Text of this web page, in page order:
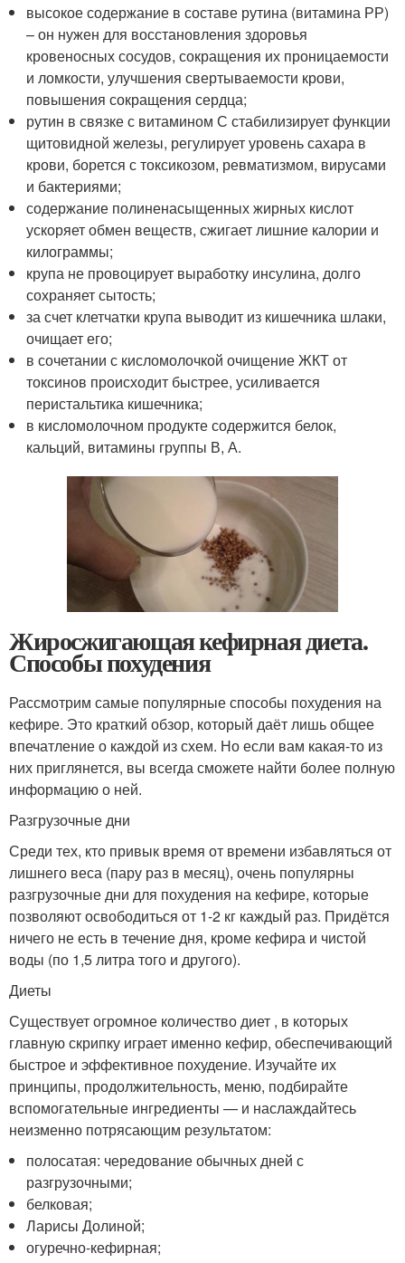
высокое содержание в составе рутина (витамина РР)
– он нужен для восстановления здоровья
кровеносных сосудов, сокращения их проницаемости
и ломкости, улучшения свертываемости крови,
повышения сокращения сердца;
рутин в связке с витамином С стабилизирует функции
щитовидной железы, регулирует уровень сахара в
крови, борется с токсикозом, ревматизмом, вирусами
и бактериями;
содержание полиненасыщенных жирных кислот
ускоряет обмен веществ, сжигает лишние калории и
килограммы;
крупа не провоцирует выработку инсулина, долго
сохраняет сытость;
за счет клетчатки крупа выводит из кишечника шлаки,
очищает его;
в сочетании с кисломолочкой ­очищение ЖКТ от
токсинов происходит быстрее, усиливается
перистальтика кишечника;
в кисломолочном продукте­ содержится белок,
кальций, витамины группы В, А.
Жиросжигающая кефирная диета.
Способы похудения
Рассмотрим самые популярные способы похудения на
кефире. Это краткий обзор, который даёт лишь общее
впечатление о каждой из схем. Но если вам какая-то из
них приглянется, вы всегда сможете найти более полную
информацию о ней.
Разгрузочные дни
Среди тех, кто привык время от времени избавляться от
лишнего веса (пару раз в месяц), очень популярны
разгрузочные дни для похудения на кефире, которые
позволяют освободиться от 1-2 кг каждый раз. Придётся
ничего не есть в течение дня, кроме кефира и чистой
воды (по 1,5 литра того и другого).
Диеты
Существует огромное количество диет , в которых
главную скрипку играет именно кефир, обеспечивающий
быстрое и эффективное похудение. Изучайте их
принципы, продолжительность, меню, подбирайте
вспомогательные ингредиенты — и наслаждайтесь
неизменно потрясающим результатом:
полосатая: чередование обычных дней с
разгрузочными;
белковая;
Ларисы Долиной;
огуречно-кефирная;